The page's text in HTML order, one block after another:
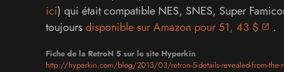
ici) qui était compatible NES, SNES, Super
toujoursdisponible sur Amazon pour 51, 43 $ .
Fiche de la RetroN 5 sur le site Hyperkin
http://hyperkin.com/blog/2013/03/retron-5-details-revealed-from-the-